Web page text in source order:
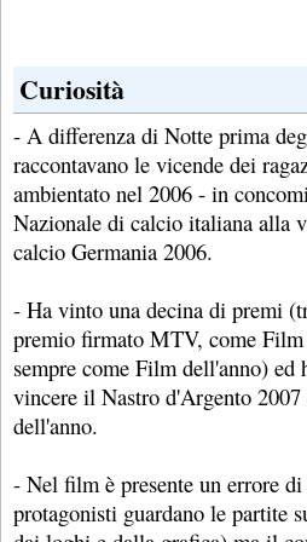
Curiosità
- A differenza di Notte prima
raccontavano le vicende dei
ambientato nel 2006 - in
Nazionale di calcio italiana alla
calcio Germania 2006.
- Ha vinto una decina di premi
premio firmato MTV, come
sempre come Film dell'anno) ed
vincere il Nastro d'Argento 2007
dell'anno.
- Nel film è presente un errore
protagonisti guardano le partite